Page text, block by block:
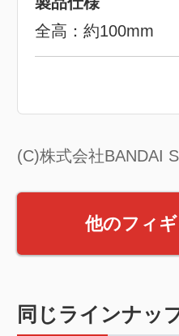
全高：約100mm
(C)株式会社BANDAI
他のフィ
同じラインナッ